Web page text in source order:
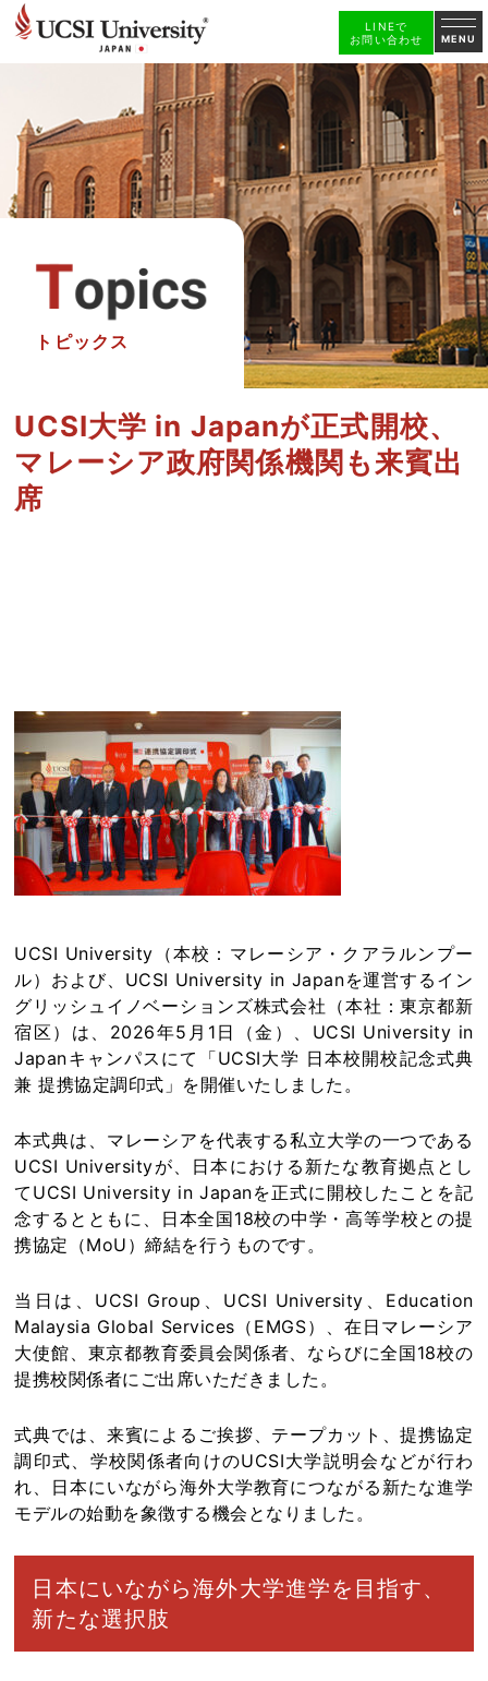
MENU
LINEで
お問い合わせ
トピックス
UCSI大学 in Japanが正式開校、
マレーシア政府関係機関も来賓出
席
UCSI University（本校：マレーシア・クアラルンプー
ル）および、UCSI University in Japanを運営するイン
グリッシュイノベーションズ株式会社（本社：東京都新
宿区）は、2026年5月1日（金）、UCSI University in
Japanキャンパスにて「UCSI大学 日本校開校記念式典
兼 提携協定調印式」を開催いたしました。
本式典は、マレーシアを代表する私立大学の一つである
UCSI Universityが、日本における新たな教育拠点とし
てUCSI University in Japanを正式に開校したことを記
念するとともに、日本全国18校の中学・高等学校との提
携協定（MoU）締結を行うものです。
当日は、UCSI Group、UCSI University、Education
Malaysia Global Services（EMGS）、在日マレーシア
大使館、東京都教育委員会関係者、ならびに全国18校の
提携校関係者にご出席いただきました。
式典では、来賓によるご挨拶、テープカット、提携協定
調印式、学校関係者向けのUCSI大学説明会などが行わ
れ、日本にいながら海外大学教育につながる新たな進学
モデルの始動を象徴する機会となりました。
日本にいながら海外大学進学を目指す、
新たな選択肢